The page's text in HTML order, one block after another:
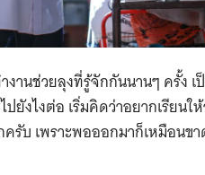
านช่วยลุงที่รู้จักกันนานๆ ครั้ง เ
ปยังไงต่อ เริ่มคิดว่าอยากเรีย
รับ เพราะพอออกมาก็เหมือนข